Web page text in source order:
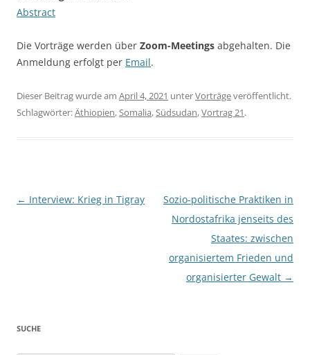
Abstract
Die Vorträge werden über Zoom-Meetings abgehalten. Die
Anmeldung erfolgt per Email.
Dieser Beitrag wurde am April 4, 2021 unterVorträgeveröffentlicht.
Schlagwörter:Äthiopien,Somalia,Südsudan,Vortrag 21.
Beitragsnavigation
← Interview: Krieg in Tigray
Sozio-politische Praktiken in
Nordostafrika jenseits des
Staates: zwischen
organisiertem Frieden und
organisierter Gewalt →
SUCHE